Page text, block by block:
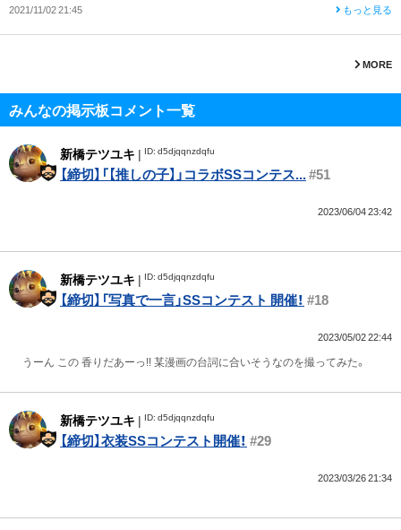
2021/11/02 21:45 もっと見る
MORE
みんなの掲示板コメント一覧
新橋テツユキ | ID: d5djqqnzdqfu
【締切】「【推しの子】」コラボSSコンテス...#51
2023/06/04 23:42
新橋テツユキ | ID: d5djqqnzdqfu
【締切】「写真で一言」SSコンテスト 開催！ #18
2023/05/02 22:44
うーん この 香りだあーっ!! 某漫画の台詞に合いそうなのを撮ってみた。
新橋テツユキ | ID: d5djqqnzdqfu
【締切】衣装SSコンテスト開催！ #29
2023/03/26 21:34